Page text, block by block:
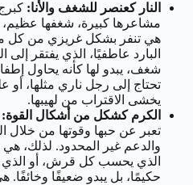
النار كعنصر للشغف والأنا:
مشاعرها كبيرة، شغفها عظيم،
هي تنفر بشكل غريزي من كل
البارد عاطفيًا، الذي يفتقر
شغف، يبدو لها كأنه يحاول
تحتاج إلى رجل ناري مثلها، أو
يخشى الاقتراب من لهيبها.
الكرم كشكل من أشكال القوة:
تعبر عن حبها وقوتها من خلال
والدعم غير المحدود. لذلك، هي
الذي يحسب كل قرش، أو الذي
حكيمًا، بل يبدو ضعيفًا